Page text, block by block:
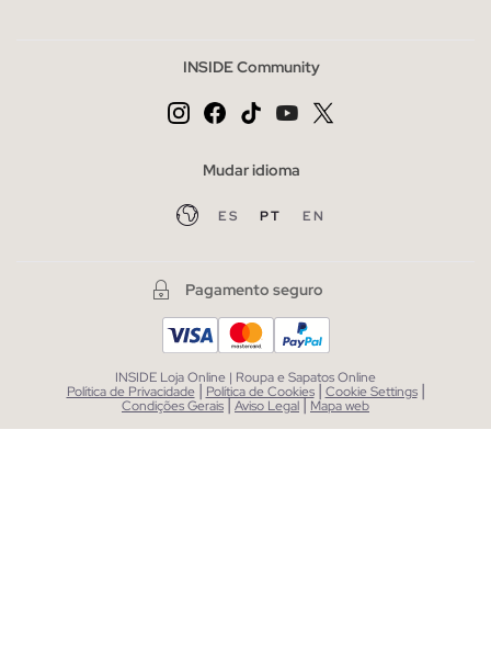
INSIDE Community
Mudar idioma
ES PT EN
Pagamento seguro
INSIDE Loja Online | Roupa e Sapatos Online
Política de Privacidade | Política de Cookies | Cookie Settings |
Condições Gerais|Aviso Legal| Mapa web